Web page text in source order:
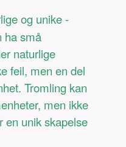
og unike -
ha små
naturlige
feil, men en del
Tromling kan
men ikke
en unik skapelse